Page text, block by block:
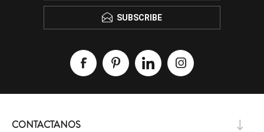
SUBSCRIBE
CONTACTANOS